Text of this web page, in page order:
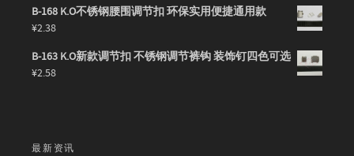
B-168 K.O不锈钢腰围调节扣 环保实用便捷通用款
¥2.38
B-163 K.O新款调节扣 不锈钢调节裤钩 装饰钉四色可选
¥2.58
最新资讯